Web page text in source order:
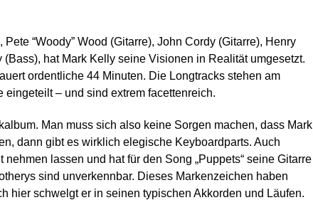
“Woody” Wood (Gitarre), John Cordy (Gitarre), Henry
hat Mark Kelly seine Visionen in Realität umgesetzt.
ordentliche 44 Minuten. Die Longtracks stehen am
– und sind extrem facettenreich.
Man muss sich also keine Sorgen machen, dass Mark
dann gibt es wirklich elegische Keyboardparts. Auch
lassen und hat für den Song „Puppets“ seine Gitarre
sind unverkennbar. Dieses Markenzeichen haben
hier schwelgt er in seinen typischen Akkorden und Läufen.